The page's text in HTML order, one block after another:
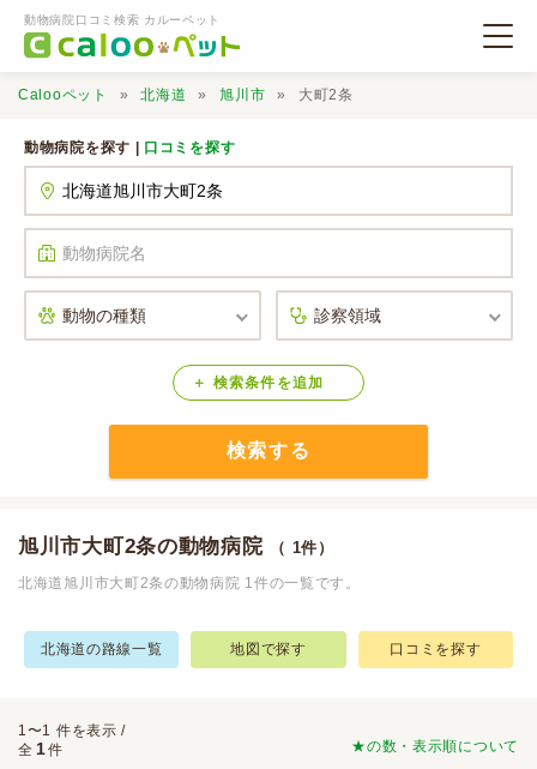
動物病院口コミ検索 カルーペット
口コミ検索
Calooペットとは？
Calooペット 北海道 旭川市 大町2条
動物病院を探す | 口コミを探す
検索条件 を追加
検索する
旭川市大町2条の動物病院 （ 1件）
北海道旭川市大町2条の動物病院 1件の一覧です。
北海道の路線一覧 地図で探す 口コミを探す
★の数・表示順について
1〜1 件を表示 /
全 1件